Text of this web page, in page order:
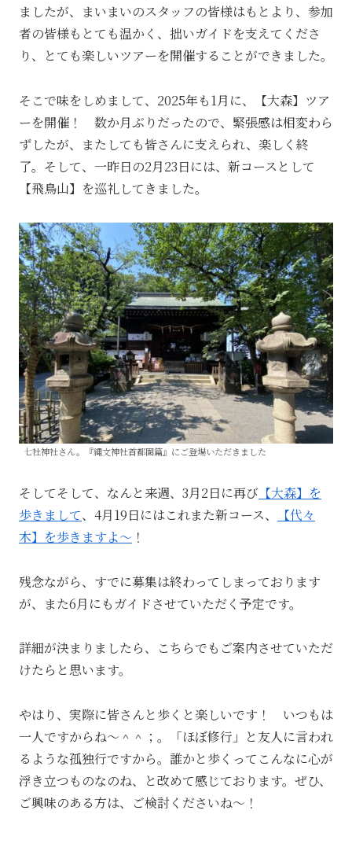
ましたが、まいまいのスタッフの皆様はもとより、参加
者の皆様もとても温かく、拙いガイドを支えてくださ
り、とても楽しいツアーを開催することができました。
そこで味をしめまして、2025年も1月に、【大森】ツア
ーを開催！ 数か月ぶりだったので、緊張感は相変わら
ずしたが、またしても皆さんに支えられ、楽しく終
了。そして、一昨日の2月23日には、新コースとして
【飛鳥山】を巡礼してきました。
七社神社さん。『縄文神社首都圏篇』にご登場いただきました
そしてそして、なんと来週、3月2日に再び 【大森】を
歩きまして、4月19日にはこれまた新コース、
【代々
木】を歩きますよ～ ！
残念ながら、すでに募集は終わってしまっております
が、また6月にもガイドさせていただく予定です。
詳細が決まりましたら、こちらでもご案内させていただ
けたらと思います。
やはり、実際に皆さんと歩くと楽しいです！ いつもは
一人ですからね～＾＾；。「ほぼ修行」と友人に言われ
るような孤独行ですから。誰かと歩くってこんなに心が
浮き立つものなのね、と改めて感じております。ぜひ、
ご興味のある方は、ご検討くださいね～！